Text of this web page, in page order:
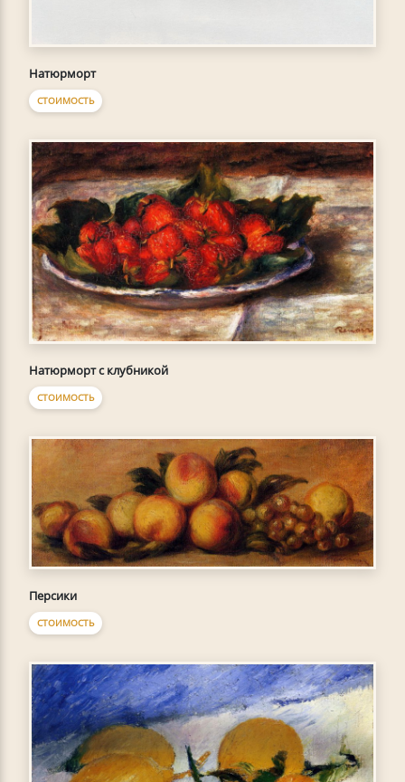
Натюрморт
СТОИМОСТЬ
Натюрморт с клубникой
СТОИМОСТЬ
Персики
СТОИМОСТЬ